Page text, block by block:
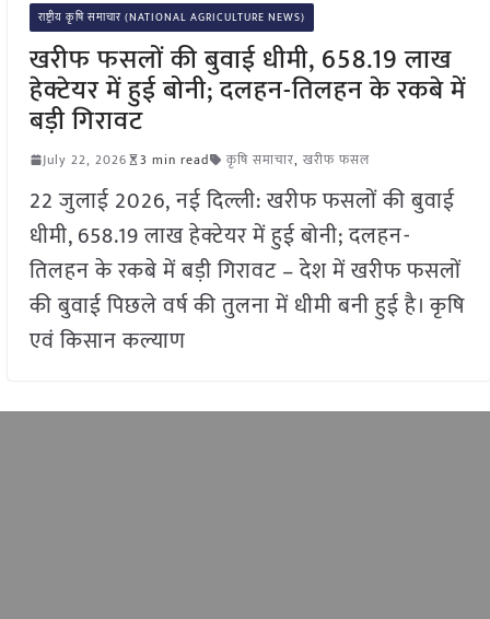
राष्ट्रीय कृषि समाचार (NATIONAL AGRICULTURE NEWS)
खरीफ फसलों की बुवाई धीमी, 658.19 लाख
हेक्टेयर में हुई बोनी; दलहन-तिलहन के रकबे में
बड़ी गिरावट
July 22, 2026 3 min read कृषि समाचार, खरीफ फसल
22 जुलाई 2026, नई दिल्ली: खरीफ फसलों की बुवाई
धीमी, 658.19 लाख हेक्टेयर में हुई बोनी; दलहन-
तिलहन के रकबे में बड़ी गिरावट – देश में खरीफ फसलों
की बुवाई पिछले वर्ष की तुलना में धीमी बनी हुई है। कृषि
एवं किसान कल्याण